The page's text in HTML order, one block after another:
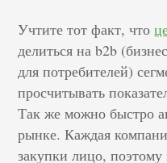
Учтите тот факт, что
делиться на b2b
для потребителей)
просчитывать
Так же можно быстро
рынке. Каждая
закупки лицо, поэтому